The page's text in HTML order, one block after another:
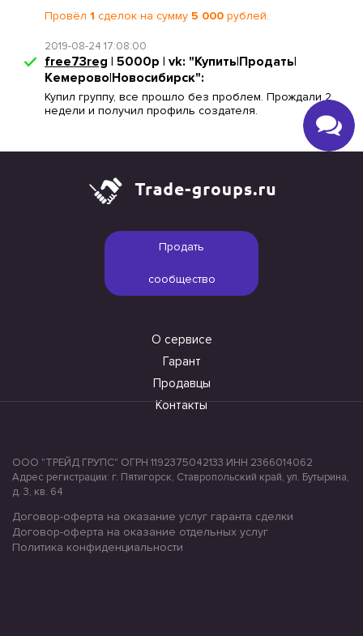
Провёл 1 сделок на сумму 5 000 рублей.
2019-08-24 17:08:00
free73reg | 5000р | vk: "Купить|Продать|
Кемерово|Новосибирск":
Купил группу, все прошло без проблем. Прождали 2
недели и получил профиль создателя.
Продать
сообщество
О сервисе
Гарант
Продавцы
Контакты
ООО "ТРЕЙД ГРУПС" ОГРН 1192375042133 ИНН 2366014062
Адрес регистрации: г. Пятигорск, Ставропольский край, ул. Бутырина,
д. 3, кв. 64
Договор-оферта на оказание услуг гаранта сделки
Договор-оферта на оказание отдельных услуг
Политика конфиденциальности